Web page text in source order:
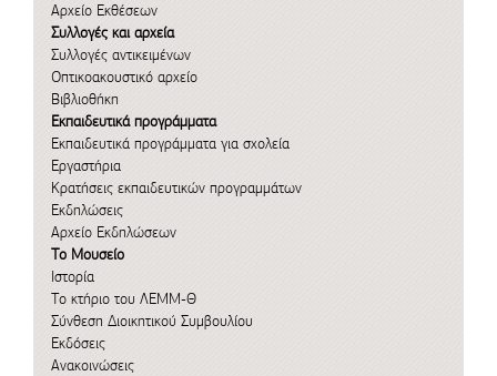
Αρχείο Εκθέσεων
Συλλογές και αρχεία
Συλλογές αντικειμένων
Οπτικοακουστικό αρχείο
Βιβλιοθήκη
Εκπαιδευτικά προγράμματα
Εκπαιδευτικά προγράμματα για σχολεία
Εργαστήρια
Κρατήσεις εκπαιδευτικών προγραμμάτων
Εκδηλώσεις
Αρχείο Εκδηλώσεων
Το Μουσείο
Ιστορία
Το κτήριο του ΛΕΜΜ-Θ
Σύνθεση Διοικητικού Συμβουλίου
Εκδόσεις
Ανακοινώσεις